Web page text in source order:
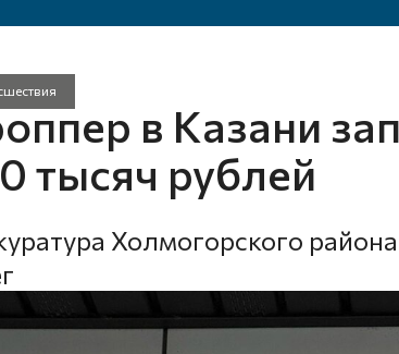
в Казани
тысяч рублей
Холмогорского